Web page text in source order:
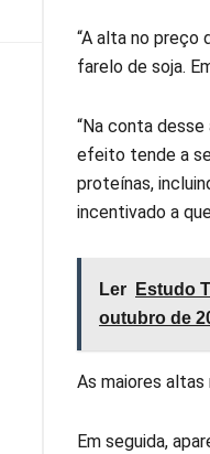
“A alta no preço
farelo de soja.
“Na conta
efeito tende a
proteínas,
incentivado a
Ler
Estudo
outubro de
As maiores altas
Em seguida,